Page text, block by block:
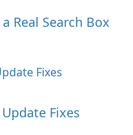
Real Search Box
Fixes